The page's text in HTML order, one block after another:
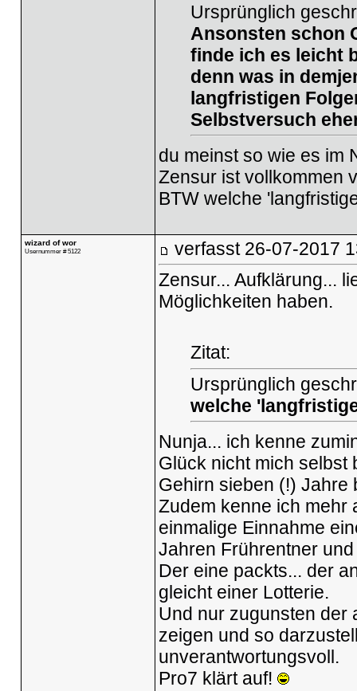
Ursprünglich
Ansonsten schon
finde ich es leicht
denn was in
langfristigen
Selbstversuch
du meinst so wie es im
Zensur ist vollkommen
BTW welche
wizard of wor
Usernummer # 5122 verfasst 26-07-2017
Zensur... Aufklärung...
Möglichkeiten haben.
Zitat:
Ursprünglich
welche
Nunja... ich kenne
Glück nicht mich selbst
Gehirn sieben (!) Jahre
Zudem kenne ich mehr
einmalige Einnahme
Jahren Frührentner
Der eine packts... der
gleicht einer Lotterie.
Und nur zugunsten der
zeigen und so
unverantwortungsvoll.
Pro7 klärt auf!